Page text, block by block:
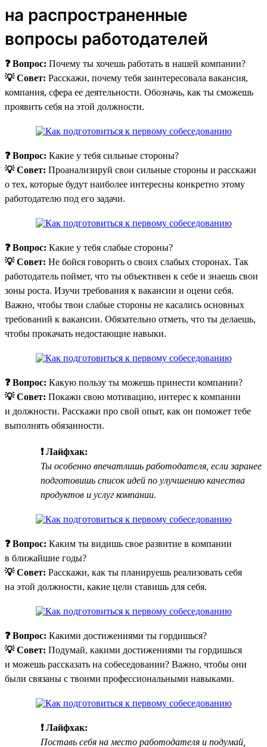
на распространенные
вопросы работодателей
❓ Вопрос: Почему ты хочешь работать в нашей компании?
💡 Совет: Расскажи, почему тебя заинтересовала вакансия,
компания, сфера ее деятельности. Обозначь, как ты сможешь
проявить себя на этой должности.
❓ Вопрос: Какие у тебя сильные стороны?
💡 Совет: Проанализируй свои сильные стороны и расскажи
о тех, которые будут наиболее интересны конкретно этому
работодателю под его задачи.
❓ Вопрос: Какие у тебя слабые стороны?
💡 Совет: Не бойся говорить о своих слабых сторонах. Так
работодатель поймет, что ты объективен к себе и знаешь свои
зоны роста. Изучи требования к вакансии и оцени себя.
Важно, чтобы твои слабые стороны не касались основных
требований к вакансии. Обязательно отметь, что ты делаешь,
чтобы прокачать недостающие навыки.
❓ Вопрос: Какую пользу ты можешь принести компании?
💡 Совет: Покажи свою мотивацию, интерес к компании
и должности. Расскажи про свой опыт, как он поможет тебе
выполнять обязанности.
❗ Лайфхак:
Ты особенно впечатлишь работодателя, если заранее
подготовишь список идей по улучшению качества
продуктов и услуг компании.
❓ Вопрос: Каким ты видишь свое развитие в компании
в ближайшие годы?
💡 Совет: Расскажи, как ты планируешь реализовать себя
на этой должности, какие цели ставишь для себя.
❓ Вопрос: Какими достижениями ты гордишься?
💡 Совет: Подумай, какими достижениями ты гордишься
и можешь рассказать на собеседовании? Важно, чтобы они
были связаны с твоими профессиональными навыками.
❗ Лайфхак:
Поставь себя на место работодателя и подумай,